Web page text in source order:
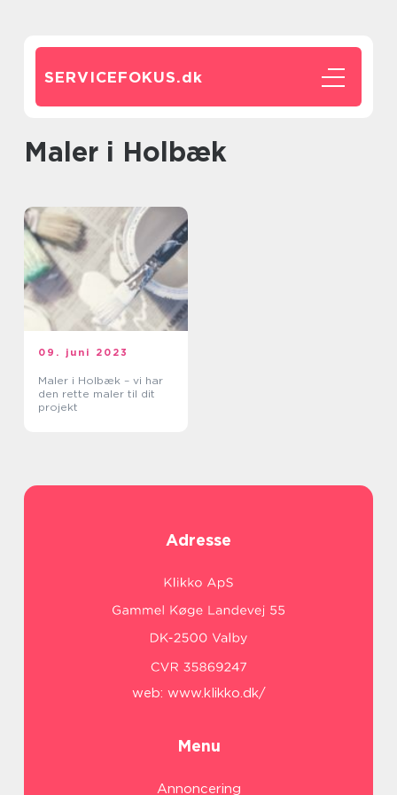
SERVICEFOKUS.dk
maler i Holbæk
09. juni 2023
Maler i Holbæk – vi har
den rette maler til dit
projekt
Adresse
web: www.klikko.dk/
Menu
Annoncering